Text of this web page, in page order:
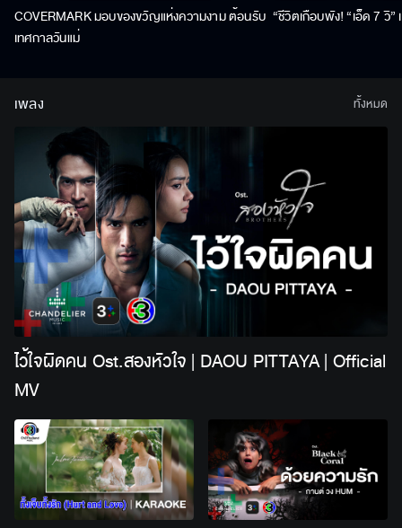
COVERMARK มอบของขวัญแห่งความงาม ต้อนรับ
เทศกาลวันแม่
“ชีวิตเกือบพัง! “เอ็ด 7 วิ
เพลง
ไว้ใจผิดคน Ost.สองหัวใจ | DAOU PITTAYA | Official
MV
ทั้งหมด